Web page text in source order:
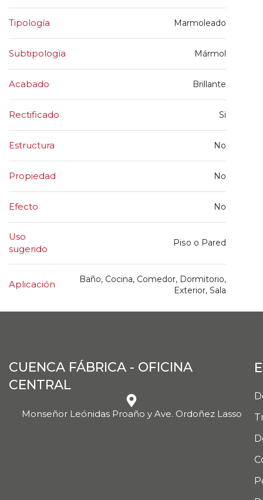
Tipología Marmoleado
Subtipología Mármol
Acabado Brillante
Rectificado Si
Estructura No
Propiedad No
Efecto No
Uso
sugerido
Piso o Pared
Aplicación
Baño, Cocina, Comedor, Dormitorio,
Exterior, Sala
CUENCA FÁBRICA - OFICINA
CENTRAL
Monseñor Leónidas Proaño y Ave. Ordoñez Lasso